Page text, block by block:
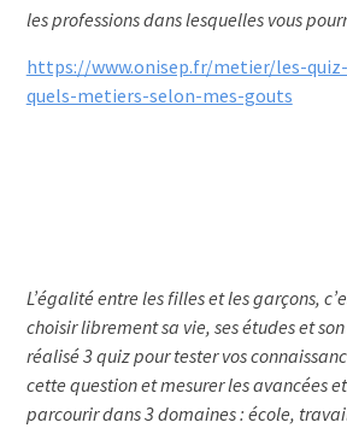
les professions dans lesquelles vous
https://www.onisep.fr/metier/les-
quels-metiers-selon-mes-gouts
L’égalité entre les filles et les garçons,
choisir librement sa vie, ses études et son
réalisé 3 quiz pour tester vos
cette question et mesurer les avancées
parcourir dans 3 domaines : école,